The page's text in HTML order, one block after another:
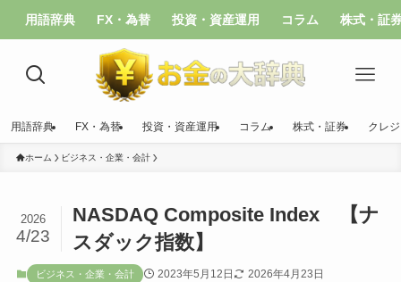
用語辞典 FX・為替 投資・資産運用 コラム 株式・証
用語辞典 FX・為替 投資・資産運用 コラム 株式・証券 クレ
ホーム ビジネス・企業・会計
NASDAQ Composite Index 【ナ
スダック指数】
2026
4/23
ビジネス・企業・会計 2023年5月12日 2026年4月23日